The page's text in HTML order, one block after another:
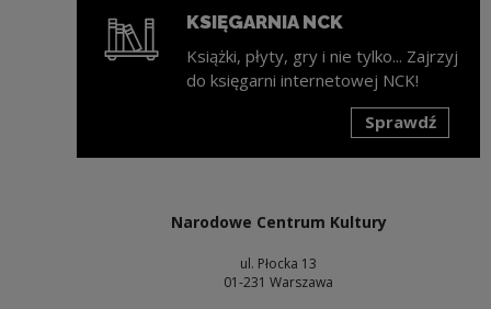
KSIĘGARNIA NCK
Książki, płyty, gry i nie tylko... Zajrzyj
do księgarni internetowej NCK!
Sprawdź
Narodowe Centrum Kultury
ul. Płocka 13
01-231 Warszawa